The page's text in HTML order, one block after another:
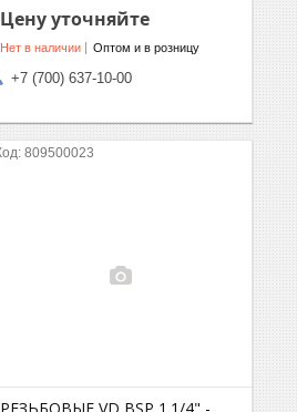
Цену уточняйте
Нет в наличии Оптом и в розницу
+7 (700) 637-10-00
809500023